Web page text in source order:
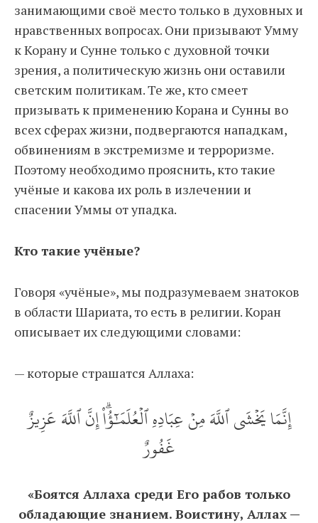
занимающими своё место только в духовных и
нравственных вопросах. Они призывают Умму
к Корану и Сунне только с духовной точки
зрения, а политическую жизнь они оставили
светским политикам. Те же, кто смеет
призывать к применению Корана и Сунны во
всех сферах жизни, подвергаются нападкам,
обвинениям в экстремизме и терроризме.
Поэтому необходимо прояснить, кто такие
учёные и какова их роль в излечении и
спасении Уммы от упадка.
Кто такие учёные?
Говоря «учёные», мы подразумеваем знатоков
в области Шариата, то есть в религии. Коран
описывает их следующими словами:
— которые страшатся Аллаха:
إِنَّمَا يَخۡشَى ٱللَّهَ مِنۡ عِبَادِهِ ٱلۡعُلَمَٰٓؤُاْۗ إِنَّ ٱللَّهَ عَزِيزٌ
غَفُورٌ
«Боятся Аллаха среди Его рабов только
обладающие знанием. Воистину, Аллах —